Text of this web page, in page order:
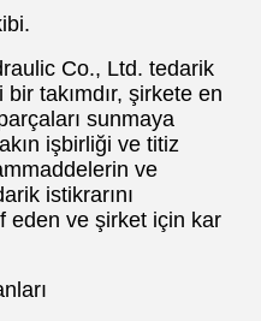
Co., Ltd. tedarik
takımdır, şirkete en
sunmaya
işbirliği ve titiz
ve
istikrarını
eden ve şirket için kar